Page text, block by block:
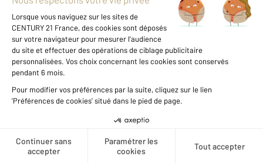
Créer une alerte
AGDE 34
106,69 m
2